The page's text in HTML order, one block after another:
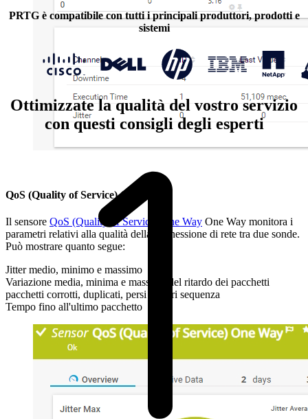
QoS (Quality of Service) One Way
Il sensore QoS (Quality of Service) One Way One Way monitora i
parametri relativi alla qualità della connessione di rete tra due sonde.
Può mostrare quanto segue:
Jitter medio, minimo e massimo
Variazione media, minima e massima del ritardo dei pacchetti
pacchetti corrotti, duplicati, persi e fuori sequenza
Tempo fino all'ultimo pacchetto
PRTG è compatibile con tutti i principali produttori, prodotti e
sistemi
Ottimizzate la qualità del vostro servizio
con questi consigli degli esperti